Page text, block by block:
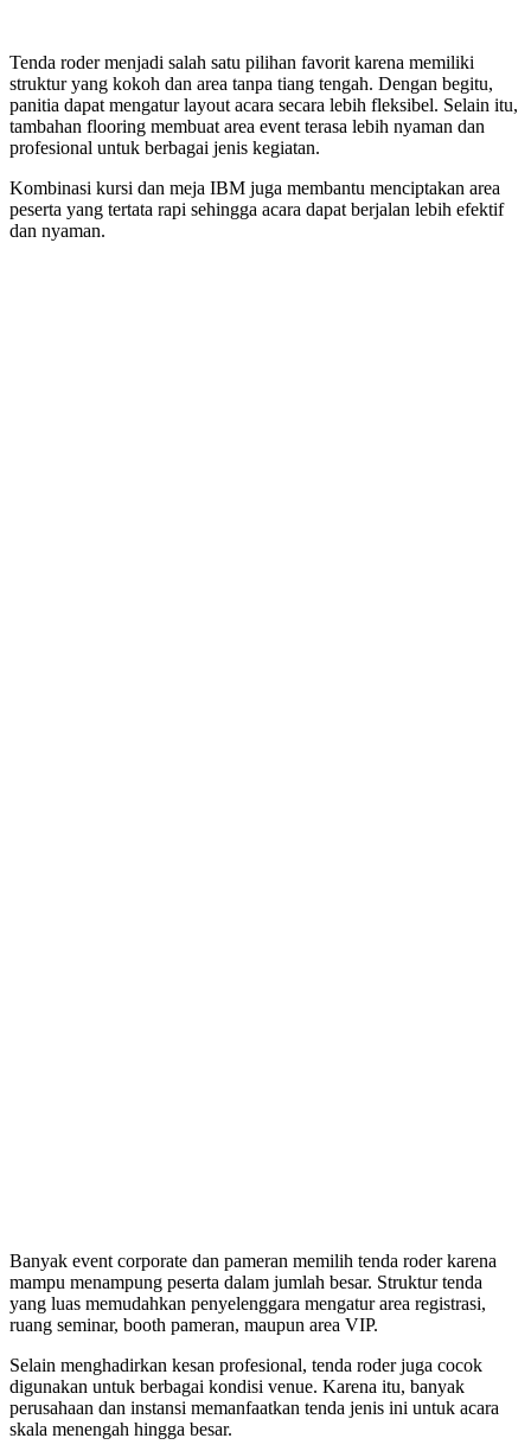
Tenda roder menjadi salah satu pilihan favorit karena memiliki
struktur yang kokoh dan area tanpa tiang tengah. Dengan begitu,
panitia dapat mengatur layout acara secara lebih fleksibel. Selain itu,
tambahan flooring membuat area event terasa lebih nyaman dan
profesional untuk berbagai jenis kegiatan.
Kombinasi kursi dan meja IBM juga membantu menciptakan area
peserta yang tertata rapi sehingga acara dapat berjalan lebih efektif
dan nyaman.
Banyak event corporate dan pameran memilih tenda roder karena
mampu menampung peserta dalam jumlah besar. Struktur tenda
yang luas memudahkan penyelenggara mengatur area registrasi,
ruang seminar, booth pameran, maupun area VIP.
Selain menghadirkan kesan profesional, tenda roder juga cocok
digunakan untuk berbagai kondisi venue. Karena itu, banyak
perusahaan dan instansi memanfaatkan tenda jenis ini untuk acara
skala menengah hingga besar.